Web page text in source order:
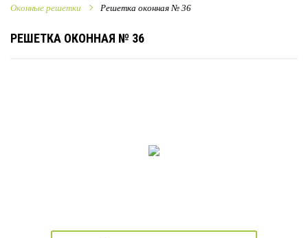
Оконные решетки
Решетка оконная № 36
РЕШЕТКА ОКОННАЯ № 36